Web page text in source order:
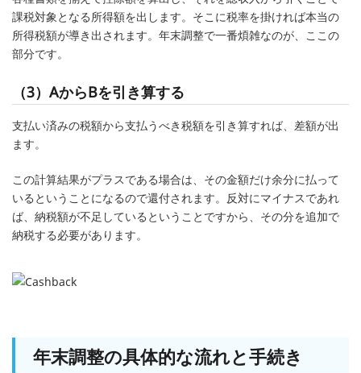
課税対象となる所得額を出します。そこに税率を掛ければ本当の
所得税額が導き出されます。年末調整で一番煩雑なのが、ここの
部分です。
（3）AからBを引き算する
支払い済みの税額から支払うべき税額を引き算すれば、差額が出
ます。
この計算結果がプラスである場合は、その金額だけ余分に払って
いるということになるので還付されます。反対にマイナスであれ
ば、納税額が不足しているということですから、その分を追加で
納税する必要があります。
年末調整の具体的な流れと手続き